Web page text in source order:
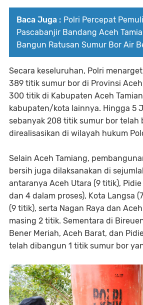
Baca Juga : Polri Percepat
Pascabanjir Bandang Aceh
Bangun Ratusan Sumur Bor Air
Secara keseluruhan, Polri
389 titik sumur bor di Provinsi
300 titik di Kabupaten Aceh
kabupaten/kota lainnya. Hingga 5
sebanyak 208 titik sumur bor telah
direalisasikan di wilayah hukum
Selain Aceh Tamiang,
bersih juga dilaksanakan di
antaranya Aceh Utara (9 titik),
dan 4 dalam proses), Kota Langsa
(9 titik), serta Nagan Raya dan
masing 2 titik. Sementara di
Bener Meriah, Aceh Barat, dan
telah dibangun 1 titik sumur bor